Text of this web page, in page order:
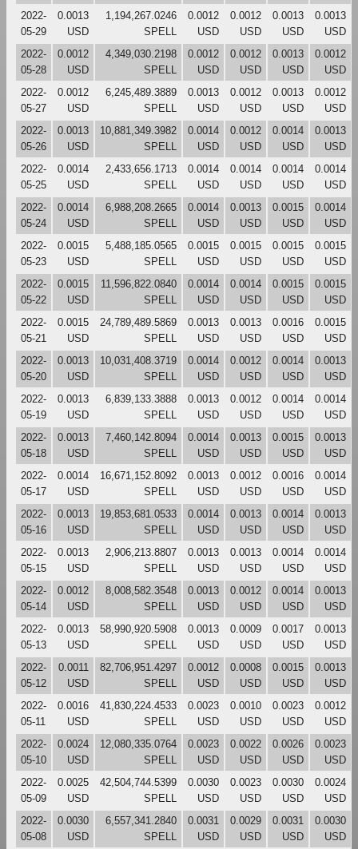
2022-
05-29
0.0013
USD
1,194,267.0246
SPELL
0.0012
USD
0.0012
USD
0.0013
USD
0.0013
USD
2022-
05-28
0.0012
USD
4,349,030.2198
SPELL
0.0012
USD
0.0012
USD
0.0013
USD
0.0012
USD
2022-
05-27
0.0012
USD
6,245,489.3889
SPELL
0.0013
USD
0.0012
USD
0.0013
USD
0.0012
USD
2022-
05-26
0.0013
USD
10,881,349.3982
SPELL
0.0014
USD
0.0012
USD
0.0014
USD
0.0013
USD
2022-
05-25
0.0014
USD
2,433,656.1713
SPELL
0.0014
USD
0.0014
USD
0.0014
USD
0.0014
USD
2022-
05-24
0.0014
USD
6,988,208.2665
SPELL
0.0014
USD
0.0013
USD
0.0015
USD
0.0014
USD
2022-
05-23
0.0015
USD
5,488,185.0565
SPELL
0.0015
USD
0.0015
USD
0.0015
USD
0.0015
USD
2022-
05-22
0.0015
USD
11,596,822.0840
SPELL
0.0014
USD
0.0014
USD
0.0015
USD
0.0015
USD
2022-
05-21
0.0015
USD
24,789,489.5869
SPELL
0.0013
USD
0.0013
USD
0.0016
USD
0.0015
USD
2022-
05-20
0.0013
USD
10,031,408.3719
SPELL
0.0014
USD
0.0012
USD
0.0014
USD
0.0013
USD
2022-
05-19
0.0013
USD
6,839,133.3888
SPELL
0.0013
USD
0.0012
USD
0.0014
USD
0.0014
USD
2022-
05-18
0.0013
USD
7,460,142.8094
SPELL
0.0014
USD
0.0013
USD
0.0015
USD
0.0013
USD
2022-
05-17
0.0014
USD
16,671,152.8092
SPELL
0.0013
USD
0.0012
USD
0.0016
USD
0.0014
USD
2022-
05-16
0.0013
USD
19,853,681.0533
SPELL
0.0014
USD
0.0013
USD
0.0014
USD
0.0013
USD
2022-
05-15
0.0013
USD
2,906,213.8807
SPELL
0.0013
USD
0.0013
USD
0.0014
USD
0.0014
USD
2022-
05-14
0.0012
USD
8,008,582.3548
SPELL
0.0013
USD
0.0012
USD
0.0014
USD
0.0013
USD
2022-
05-13
0.0013
USD
58,990,920.5908
SPELL
0.0013
USD
0.0009
USD
0.0017
USD
0.0013
USD
2022-
05-12
0.0011
USD
82,706,951.4297
SPELL
0.0012
USD
0.0008
USD
0.0015
USD
0.0013
USD
2022-
05-11
0.0016
USD
41,830,224.4533
SPELL
0.0023
USD
0.0010
USD
0.0023
USD
0.0012
USD
2022-
05-10
0.0024
USD
12,080,335.0764
SPELL
0.0023
USD
0.0022
USD
0.0026
USD
0.0023
USD
2022-
05-09
0.0025
USD
42,504,744.5399
SPELL
0.0030
USD
0.0023
USD
0.0030
USD
0.0024
USD
2022-
05-08
0.0030
USD
6,557,341.2840
SPELL
0.0031
USD
0.0029
USD
0.0031
USD
0.0030
USD